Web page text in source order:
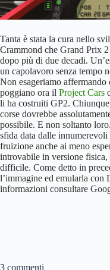
Tanta è stata la cura nello
Crammond che Grand Prix
dopo più di due decadi.
un capolavoro senza tempo
Non esageriamo
poggiano ora il Project Cars
li ha costruiti GP2.
corse dovrebbe
possibile. E non soltanto
sfida data dalle
fruizione anche ai meno
introvabile in versione
difficile. Come detto in
l’immagine ed emularla
informazioni consultare
3 commenti